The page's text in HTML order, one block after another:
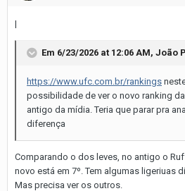
|
Em 6/23/2026 at 12:06 AM, João P
https://www.ufc.com.br/rankings
possibilidade de ver o novo ranking
antigo da mídia. Teria que parar pra
diferença
Comparando o dos leves, no antigo o
novo está em 7º. Tem algumas ligeriuas
Mas precisa ver os outros.